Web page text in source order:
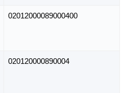
02012000089000400
020120000890004